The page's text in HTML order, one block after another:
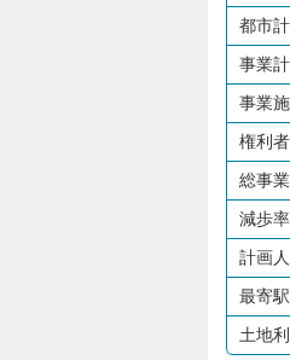
都市
事業
事業
権利
総事
減歩率
計画
最寄
土地